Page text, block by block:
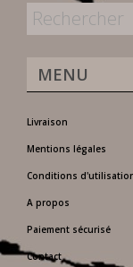
MENU
Livraison
Mentions légales
Conditions
A propos
Paiement sécurisé
Contact